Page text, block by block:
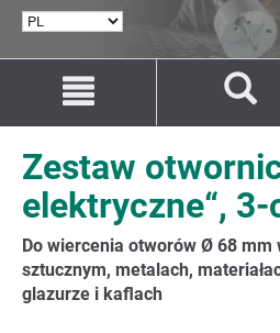
treści
Przejście
nawigacji
Zestaw
elektryczne“, 3-
Do wiercenia otworów Ø 68
sztucznym, metalach,
glazurze i kaflach